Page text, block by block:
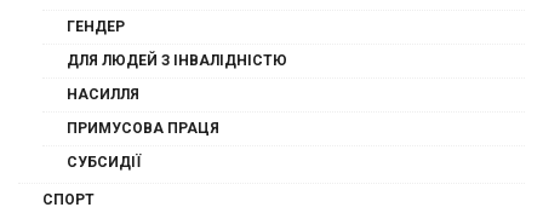
ГЕНДЕР
ДЛЯ ЛЮДЕЙ З ІНВАЛІДНІСТЮ
НАСИЛЛЯ
ПРИМУСОВА ПРАЦЯ
СУБСИДІЇ
СПОРТ